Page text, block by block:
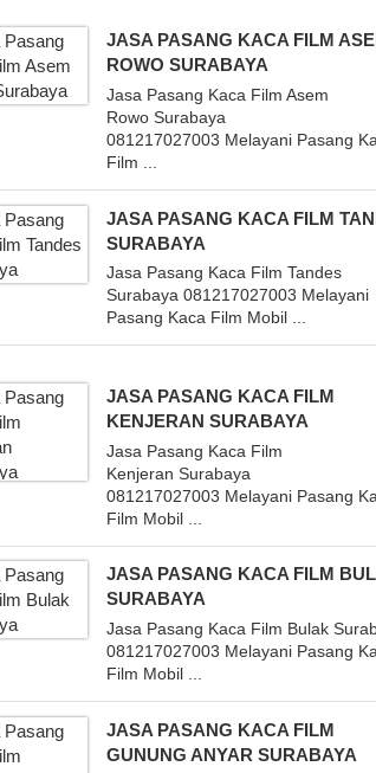
JASA PASANG KACA FILM
ROWO SURABAYA
Jasa Pasang Kaca Film Asem
Rowo Surabaya
081217027003 Melayani Pasang
Film ...
JASA PASANG KACA FILM
SURABAYA
Jasa Pasang Kaca Film Tandes
Surabaya 081217027003 Melayani
Pasang Kaca Film Mobil ...
JASA PASANG KACA FILM
KENJERAN SURABAYA
Jasa Pasang Kaca Film
Kenjeran Surabaya
081217027003 Melayani Pasang
Film Mobil ...
JASA PASANG KACA FILM
SURABAYA
Jasa Pasang Kaca Film Bulak
081217027003 Melayani Pasang
Film Mobil ...
JASA PASANG KACA FILM
GUNUNG ANYAR SURABAYA